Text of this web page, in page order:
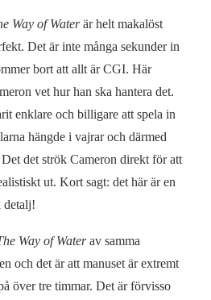
Way of Waterär helt makalöst
Det är inte många sekunder in
bort att allt är CGI. Här
vet hur han ska hantera det.
enklare och billigare att spela in
hängde i vajrar och därmed
det strök Cameron direkt för att
ut. Kort sagt: det här är en
detalj!
Way of Waterav samma
och det är att manuset är extremt
över tre timmar. Det är förvisso